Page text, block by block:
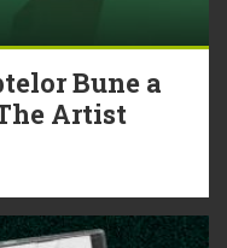
Bune a
Artist